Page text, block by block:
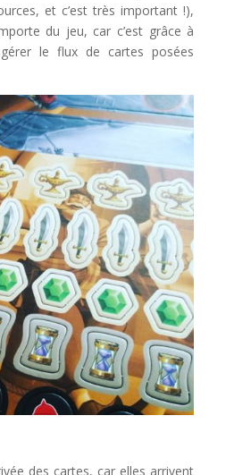
et c’est très important !),
du jeu, car c’est grâce à
le flux de cartes posées
des cartes, car elles arrivent